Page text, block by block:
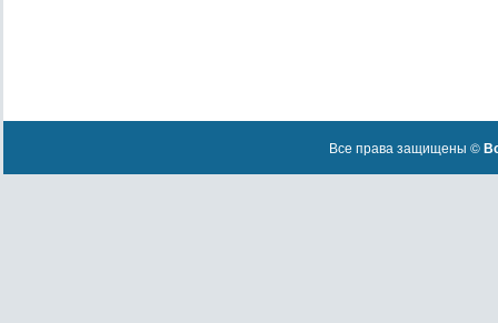
Все права защищены ©